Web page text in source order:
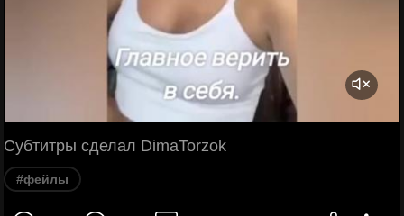
Субтитры сделал DimaTorzok
#фейлы